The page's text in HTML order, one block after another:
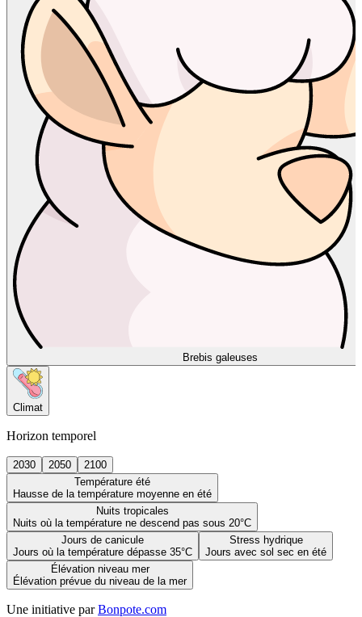
Brebis galeuses
Climat
Horizon temporel
2030 2050
2100
Température été
Hausse de la température moyenne en été
Nuits tropicales
Nuits où la température ne descend pas sous 20°C
Jours de canicule
Jours où la température dépasse 35°C
Stress hydrique
Jours avec sol sec en été
Élévation niveau mer
Élévation prévue du niveau de la mer
Une initiative par Bonpote.com